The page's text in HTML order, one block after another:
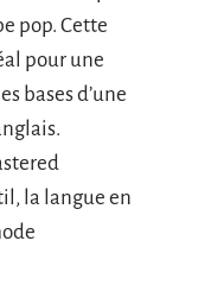
pop. Cette
pour une
bases d’une
la langue en